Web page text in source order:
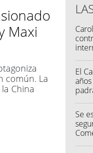
Maxi
común. La
China
El
Se